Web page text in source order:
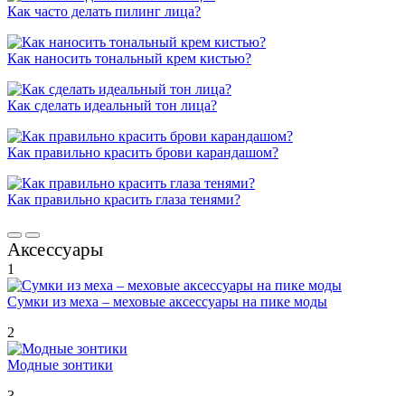
Как часто делать пилинг лица?
Как наносить тональный крем кистью?
Как сделать идеальный тон лица?
Как правильно красить брови карандашом?
Как правильно красить глаза тенями?
Аксессуары
1
Сумки из меха – меховые аксессуары на пике моды
2
Модные зонтики